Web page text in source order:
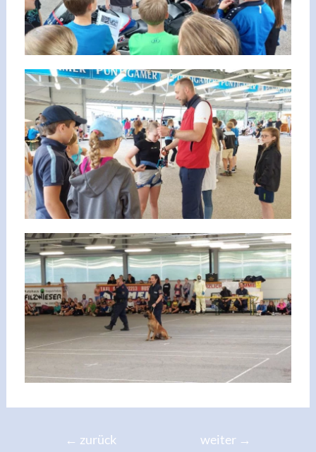
← zurück weiter →